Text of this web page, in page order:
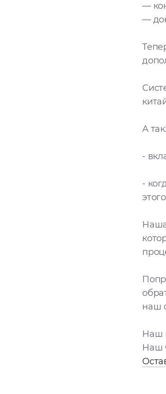
—
—
А
-
-
наш
Наш
Наш